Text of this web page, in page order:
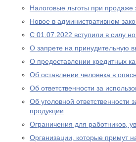
Налоговые льготы при
Новое в административном
С 01.07.2022 вступили в силу
О запрете на принудительную
О предоставлении кредитных
Об оставлении человека в
Об ответственности за
Об уголовной ответственности
продукции
Ограничения для работников,
Организации, которые примут